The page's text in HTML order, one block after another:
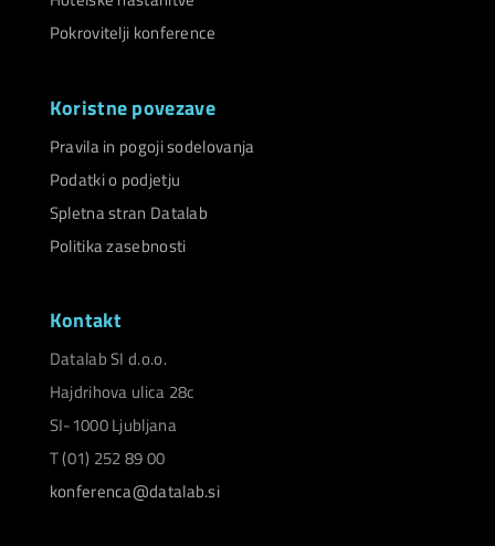
Pokrovitelji konference
Koristne povezave
Pravila in pogoji sodelovanja
Podatki o podjetju
Spletna stran Datalab
Politika zasebnosti
Kontakt
Datalab SI d.o.o.
Hajdrihova ulica 28c
SI-1000 Ljubljana
T (01) 252 89 00
konferenca@datalab.si